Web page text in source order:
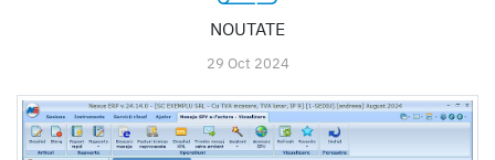
NOUTATE
29 Oct 2024